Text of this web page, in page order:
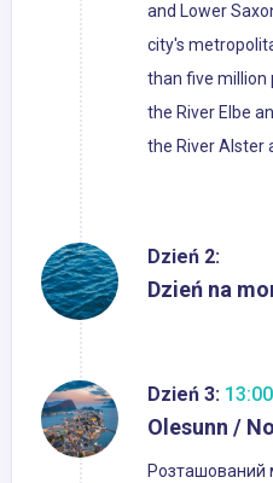
and Lower
city's
than five million
the River Elbe
the River Alster
Dzień 2:
Dzień na
Dzień 3:
Olesunn /
Розташований